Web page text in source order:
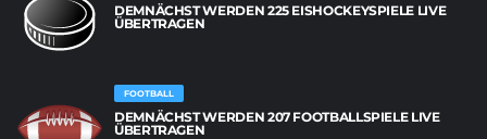
DEMNÄCHST WERDEN 225 EISHOCKEYSPIELE LIVE
ÜBERTRAGEN
FOOTBALL
DEMNÄCHST WERDEN 207 FOOTBALLSPIELE LIVE
ÜBERTRAGEN